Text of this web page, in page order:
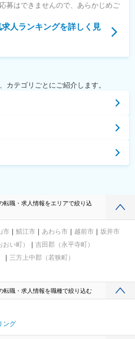
募はできませんので、あらかじめご
人ランキングを詳しく見
カテゴリごとにご紹介します。
転職・求人情報をエリアで絞り込
市 鯖江市 あわら市 越前市
坂井市
い町）
吉田郡（永平寺町）
三方上中郡（若狭町）
転職・求人情報を職種で絞り込む
ング